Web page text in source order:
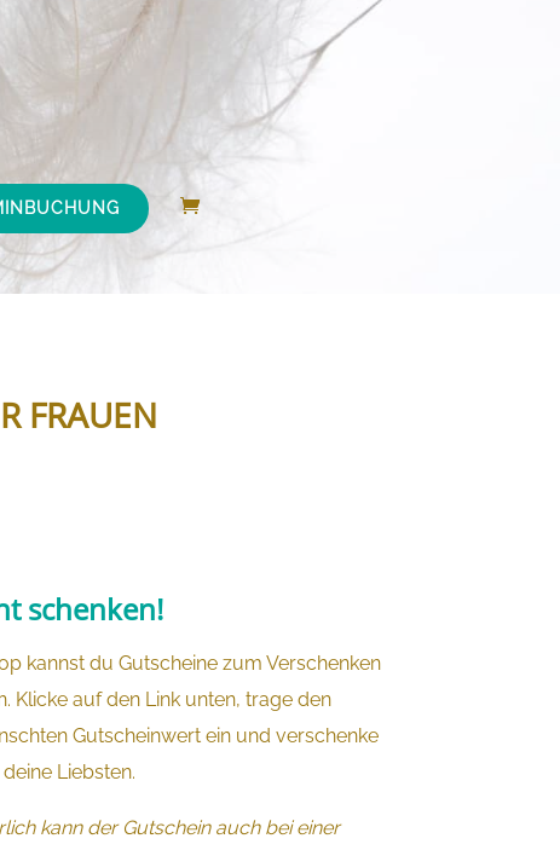
FRAUEN
schenken!
kannst du Gutscheine zum Verschenken
Klicke auf den Link unten, trage den
Gutscheinwert ein und verschenke
deine Liebsten.
kann der Gutschein auch bei einer